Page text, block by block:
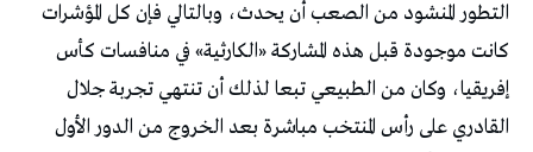
التطور المنشود من الصعب أن يحدث، وبالتالي فإن كل المؤشرات
كانت موجودة قبل هذه المشاركة «الكارثية» في منافسات كأس
إفريقيا، وكان من الطبيعي تبعا لذلك أن تنتهي تجربة جلال
القادري على رأس المنتخب مباشرة بعد الخروج من الدور الأول